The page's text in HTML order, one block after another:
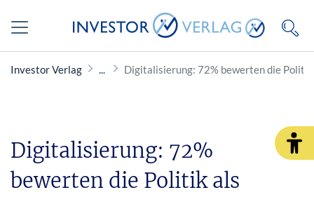
Investor Verlag Digitalisierung: 72% bewerten die
Digitalisierung: 72%
bewerten die Politik als